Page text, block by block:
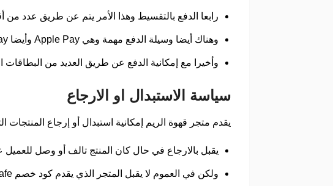
رابعا الدفع بالتقسيط وهذا الأمر يتم عن طريق عدد
وهناك أيضا وسيلة الدفع مهمة وهي Apple Pay وأيضا STC pay.
وأخيرا مع إمكانية الدفع عن طريق العديد من البطاقات
سياسة الاستبدال او الارجاع
يقدم متجر قهوة الريم إمكانية استبدال أو إرجاع
يقبل بالارجاع في حال كان المنتج تالف أو وصل
ولكن في العموم لا يقبل المتجر الذي يقدم كود خصم alreem cafe بإرجاع أو حتى استبدال المنتجات في غير هذه الحالة.